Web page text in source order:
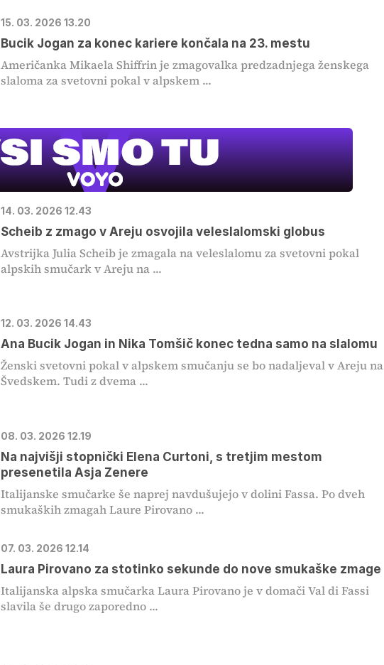
15. 03. 2026 13.20
Bucik Jogan za konec kariere končala na 23. mestu
Američanka Mikaela Shiffrin je zmagovalka predzadnjega ženskega
slaloma za svetovni pokal v alpskem ...
14. 03. 2026 12.43
Scheib z zmago v Areju osvojila veleslalomski globus
Avstrijka Julia Scheib je zmagala na veleslalomu za svetovni pokal
alpskih smučark v Areju na ...
12. 03. 2026 14.43
Ana Bucik Jogan in Nika Tomšič konec tedna samo na slalomu
Ženski svetovni pokal v alpskem smučanju se bo nadaljeval v Areju na
Švedskem. Tudi z dvema ...
08. 03. 2026 12.19
Na najvišji stopnički Elena Curtoni, s tretjim mestom
presenetila Asja Zenere
Italijanske smučarke še naprej navdušujejo v dolini Fassa. Po dveh
smukaških zmagah Laure Pirovano ...
07. 03. 2026 12.14
Laura Pirovano za stotinko sekunde do nove smukaške zmage
Italijanska alpska smučarka Laura Pirovano je v domači Val di Fassi
slavila še drugo zaporedno ...